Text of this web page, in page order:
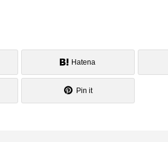
Hatena
Pin it